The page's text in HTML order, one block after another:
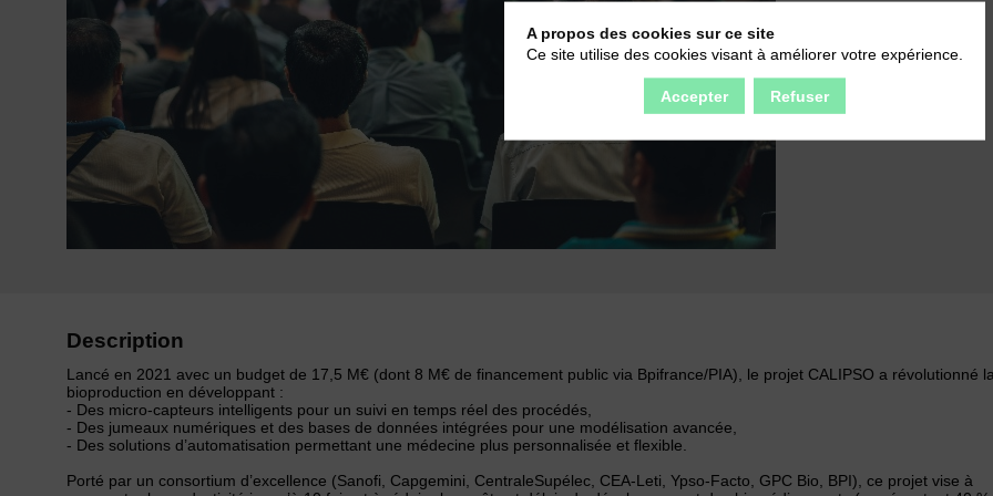
Description
Lancé en 2021 avec un budget de 17,5 M€ (dont 8 M€ de financement public via Bpifrance/PIA), le projet CALIPSO a révolutionné
bioproduction en développant :
- Des micro-capteurs intelligents pour un suivi en temps réel des procédés,
- Des jumeaux numériques et des bases de données intégrées pour une modélisation avancée,
- Des solutions d’automatisation permettant une médecine plus personnalisée et flexible.
Porté par un consortium d’excellence (Sanofi, Capgemini, CentraleSupélec, CEA-Leti, Ypso-Facto, GPC Bio, BPI), ce projet vise à
A propos des cookies sur ce site
Ce site utilise des cookies visant à améliorer votre expérience.
Accepter Refuser